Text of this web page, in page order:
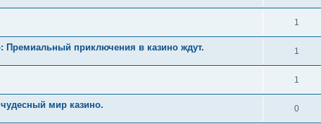
1
Премиальный приключения в казино ждут. 1
1
мир казино. 0